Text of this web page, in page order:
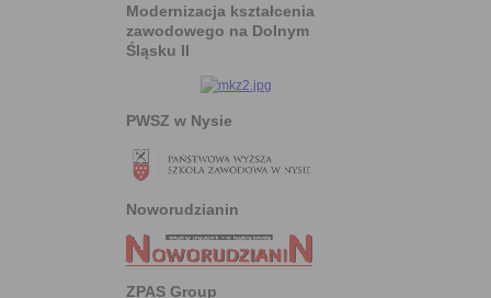
Modernizacja kształcenia
zawodowego na Dolnym
Śląsku II
PWSZ w Nysie
Noworudzianin
ZPAS Group